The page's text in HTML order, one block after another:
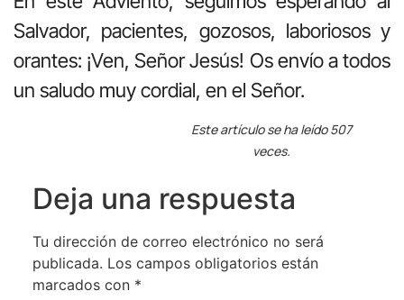
Salvador, pacientes, gozosos, laboriosos y
orantes: ¡Ven, Señor Jesús! Os envío a todos
un saludo muy cordial, en el Señor.
Este artículo se ha leído 507
veces.
Deja una respuesta
Tu dirección de correo electrónico no será
publicada. Los campos obligatorios están
marcados con *